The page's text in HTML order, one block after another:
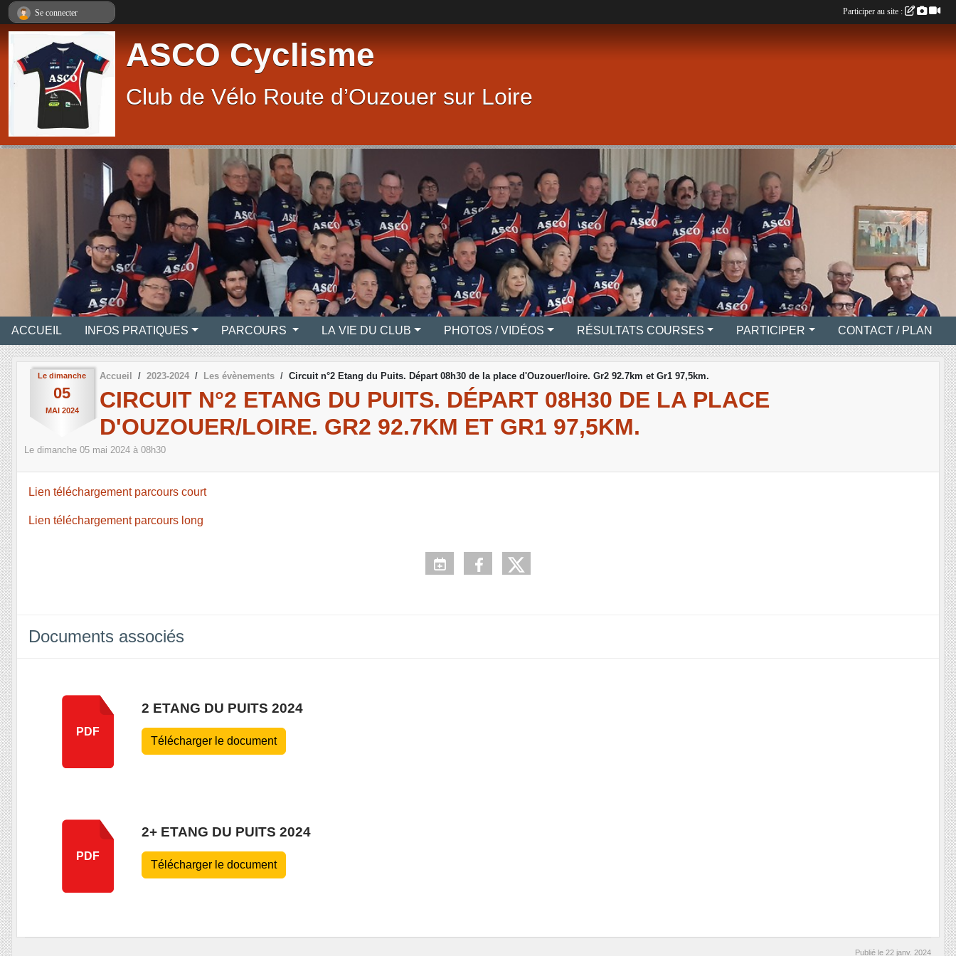
ASCO Cyclisme
Club de Vélo Route d’Ouzouer sur Loire
ACCUEIL INFOS PRATIQUES PARCOURS LA VIE DU CLUB PHOTOS / VIDÉOS RÉSULTATS COURSES PARTICIPER CONTACT / PLAN
Le dimanche
05
MAI 2024
Accueil 2023-2024 Les évènements Circuit n°2 Etang du Puits. Départ 08h30 de la place d'Ouzouer/loire. Gr2 92.7km et Gr1 97,5km.
CIRCUIT N°2 ETANG DU PUITS. DÉPART 08H30 DE LA PLACE
D'OUZOUER/LOIRE. GR2 92.7KM ET GR1 97,5KM.
Le dimanche 05 mai 2024 à 08h30
Lien téléchargement parcours court
Lien téléchargement parcours long
Documents associés
PDF
2 ETANG DU PUITS 2024
Télécharger le document
PDF
2+ ETANG DU PUITS 2024
Télécharger le document
Publié le 22 janv. 2024
Se connecter Participer au site :
Panneau de gestion des cookies